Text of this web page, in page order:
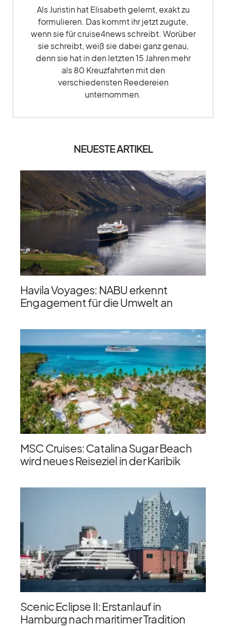
Als Juristin hat Elisabeth gelernt, exakt zu
formulieren. Das kommt ihr jetzt zugute,
wenn sie für cruise4news schreibt. Worüber
sie schreibt, weiß sie dabei ganz genau,
denn sie hat in den letzten 15 Jahren mehr
als 80 Kreuzfahrten mit den
verschiedensten Reedereien
unternommen.
NEUESTE ARTIKEL
Havila Voyages: NABU erkennt
Engagement für die Umwelt an
MSC Cruises: Catalina Sugar Beach
wird neues Reiseziel in der Karibik
Scenic Eclipse II: Erstanlauf in
Hamburg nach maritimer Tradition